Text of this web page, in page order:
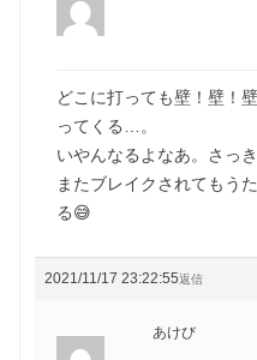
どこに打っても壁！壁！
ってくる…。
いやんなるよなあ。さっ
またブレイクされてもう
る😅
2021/11/17 23:22:55返信
あけび